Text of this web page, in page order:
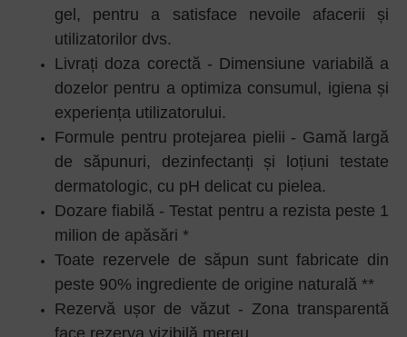
gel, pentru a satisface nevoile afacerii și
utilizatorilor dvs.
Livrați doza corectă - Dimensiune variabilă a
dozelor pentru a optimiza consumul, igiena și
experiența utilizatorului.
Formule pentru protejarea pielii - Gamă largă
de săpunuri, dezinfectanți și loțiuni testate
dermatologic, cu pH delicat cu pielea.
Dozare fiabilă - Testat pentru a rezista peste 1
milion de apăsări *
Toate rezervele de săpun sunt fabricate din
peste 90% ingrediente de origine naturală **
Rezervă ușor de văzut - Zona transparentă
face rezerva vizibilă mereu